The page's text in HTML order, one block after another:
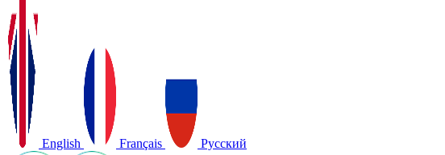
English Français Русский